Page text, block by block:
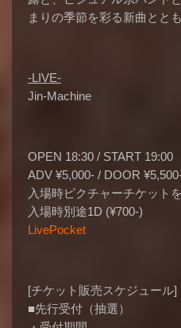
まりの季節を彩る新曲とと
-LIVE-
Jin-Machine
OPEN 18:30 / START 19:00
ADV ¥5,000- / DOOR
入場時ピクチャーチケット
入場時別途1D (¥700-)
LivePocket
[チケット販売スケジュール]
■先行受付（抽選）